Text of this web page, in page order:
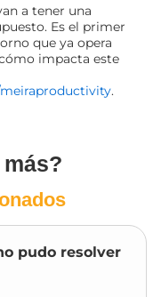
a tener una
Es el primer
que ya opera
impacta este
.
pudo resolver